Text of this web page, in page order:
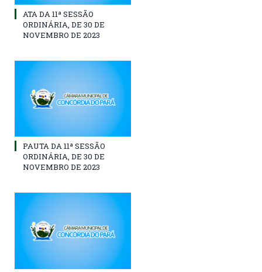
ATA DA 11ª SESSÃO
ORDINÁRIA, DE 30 DE
NOVEMBRO DE 2023
PAUTA DA 11ª SESSÃO
ORDINÁRIA, DE 30 DE
NOVEMBRO DE 2023